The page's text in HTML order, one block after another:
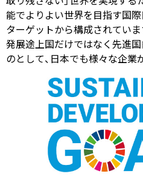
能でよりよい世界を目指す国
ターゲットから構成されていま
発展途上国だけではなく先進
のとして、日本でも様々な企業